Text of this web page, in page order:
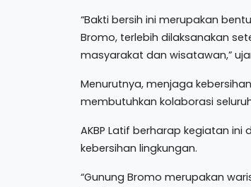
“Bakti bersih ini merupakan
Bromo, terlebih dilaksanakan
masyarakat dan wisatawan,” ujar
Menurutnya, menjaga
membutuhkan kolaborasi
AKBP Latif berharap kegiatan
kebersihan lingkungan.
“Gunung Bromo merupakan